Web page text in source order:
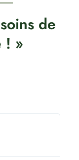
de
! »